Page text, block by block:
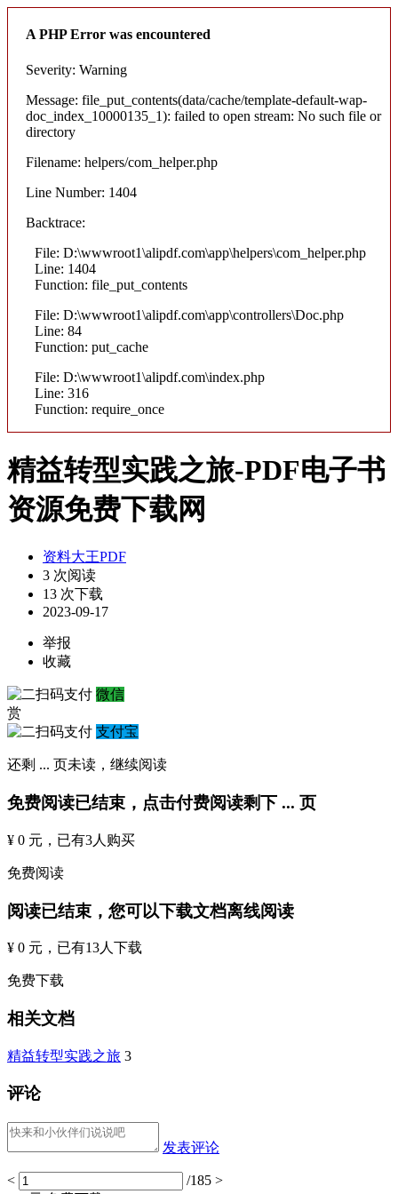
A PHP Error was encountered
Severity: Warning
Message: file_put_contents(data/cache/template-default-wap-
doc_index_10000135_1): failed to open stream: No such file or
directory
Filename: helpers/com_helper.php
Line Number: 1404
Backtrace:
File: D:\wwwroot1\alipdf.com\app\helpers\com_helper.php
Line: 1404
Function: file_put_contents
File: D:\wwwroot1\alipdf.com\app\controllers\Doc.php
Line: 84
Function: put_cache
File: D:\wwwroot1\alipdf.com\index.php
Line: 316
Function: require_once
精益转型实践之旅-PDF电子书
资源免费下载网
资料大王PDF
3 次阅读
13 次下载
2023-09-17
举报
收藏
微信
赏
支付宝
还剩 ... 页未读， 继续阅读
免费阅读已结束，点击付费阅读剩下 ... 页
¥ 0 元 ，已有3人购买
免费阅读
阅读已结束，您可以下载文档离线阅读
¥ 0 元 ，已有13人下载
免费下载
相关文档
精益转型实践之旅 3
评论
发表评论
< /185 >